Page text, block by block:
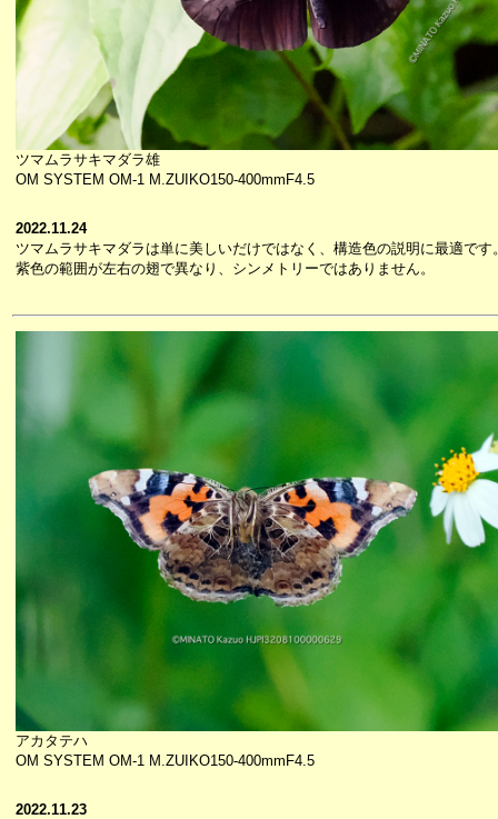
ツマムラサキマダラ雄
OM SYSTEM OM-1 M.ZUIKO150-400mmF4.5
2022.11.24
ツマムラサキマダラは単に美しいだけではなく、構造色の説明に最適です
紫色の範囲が左右の翅で異なり、シンメトリーではありません。
アカタテハ
OM SYSTEM OM-1 M.ZUIKO150-400mmF4.5
2022.11.23